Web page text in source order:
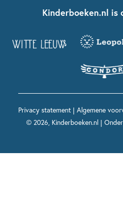
Kinderboeken diversiteit
Grappige kinderboeken
Spannende kinderboeken
Boekentips 12+ jaar
Voor volwassenen
Spekkie en Sproet
Maxi & Helium
Voor het onderwijs
Kinderboeken.nl is
Privacy statement| Algemene
© 2026, Kinderboeken.nl |